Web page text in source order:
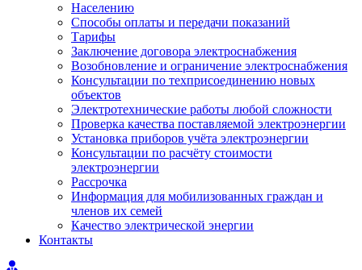
Населению
Способы оплаты и передачи показаний
Тарифы
Заключение договора электроснабжения
Возобновление и ограничение электроснабжения
Консультации по техприсоединению новых
объектов
Электротехнические работы любой сложности
Проверка качества поставляемой электроэнергии
Установка приборов учёта электроэнергии
Консультации по расчёту стоимости
электроэнергии
Рассрочка
Информация для мобилизованных граждан и
членов их семей
Качество электрической энергии
Контакты